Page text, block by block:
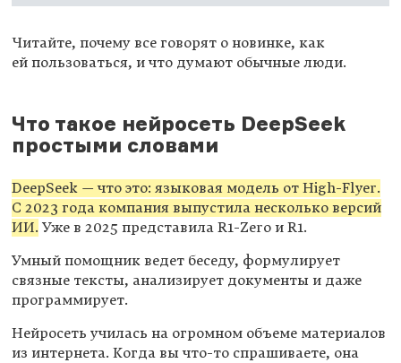
Читайте, почему все говорят о новинке, как
ей пользоваться, и что думают обычные люди.
Что такое нейросеть DeepSeek
простыми словами
DeepSeek — что это: языковая модель от High-Flyer.
С 2023 года компания выпустила несколько версий
ИИ. Уже в 2025 представила R1-Zero и R1.
Умный помощник ведет беседу, формулирует
связные тексты, анализирует документы и даже
программирует.
Нейросеть училась на огромном объеме материалов
из интернета. Когда вы что-то спрашиваете, она